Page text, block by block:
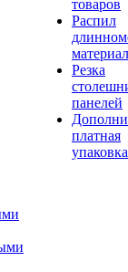
товаров
Распил
Резка
панелей
платная
упаковка